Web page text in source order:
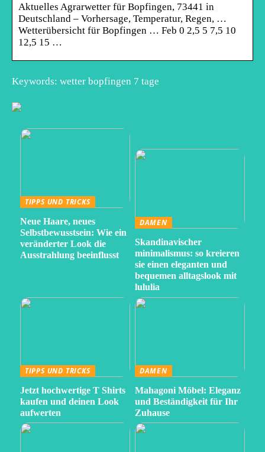
Aktuelles Agrarwetter für Bopfingen, 73441 in
Deutschland – Vorhersage, Temperatur, Regen, …
Wetterübersicht für Bopfingen … Feb 0 2,5 5 7,5 10
12,5 15 …
Keywords: wetter bopfingen 7 tage
TIPPS UND TRICKS
Neue Haare, neues
Selbstbewusstsein: Wie ein
veränderter Look die
Ausstrahlung beeinflusst
DAMEN
Skandinavischer
minimalismus: so kreieren
sie einen eleganten und
bequemen alltagslook mit
lululia
TIPPS UND TRICKS
Jetzt hochwertige T Shirts
kaufen und deinen Look
aufwerten
DAMEN
Mahagoni Möbel: Eleganz
und Beständigkeit für Ihr
Zuhause